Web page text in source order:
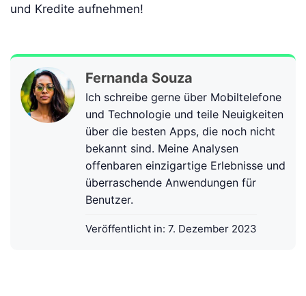
und Kredite aufnehmen!
Fernanda Souza
Ich schreibe gerne über Mobiltelefone
und Technologie und teile Neuigkeiten
über die besten Apps, die noch nicht
bekannt sind. Meine Analysen
offenbaren einzigartige Erlebnisse und
überraschende Anwendungen für
Benutzer.
Veröffentlicht in: 7. Dezember 2023